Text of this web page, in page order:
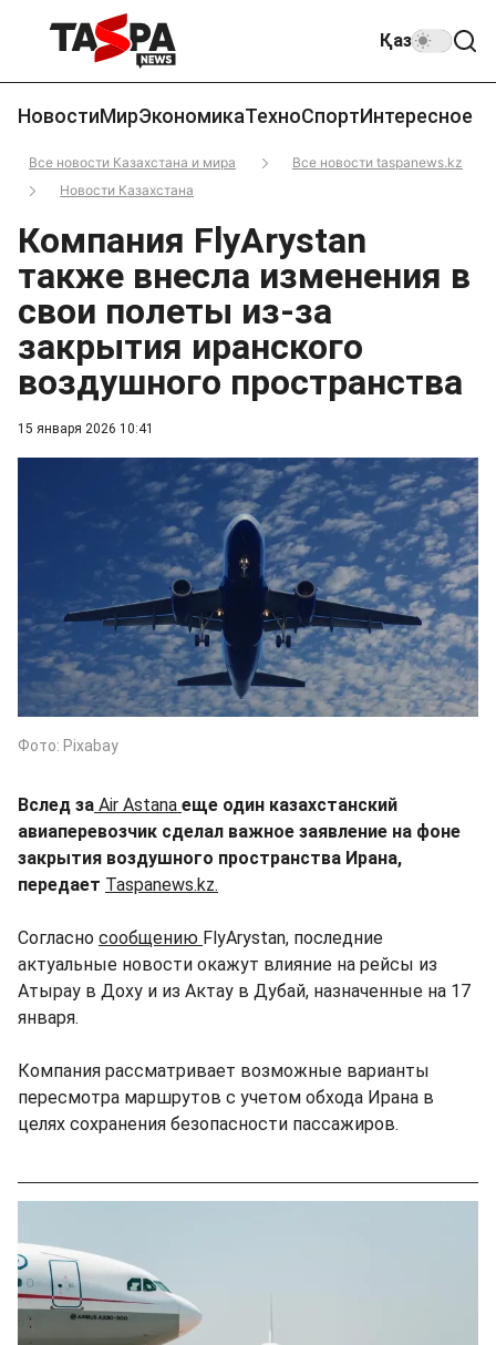
Қаз
НовостиМирЭкономикаТехноСпортИнтересное
Все новости Казахстана и мира
Все новости taspanews.kz
Новости Казахстана
15 января 2026 10:41
Компания FlyArystan
также внесла изменения в
свои полеты из-за
закрытия иранского
воздушного пространства
Фото: Pixabay
Вслед за Air Astana еще один казахстанский
авиаперевозчик сделал важное заявление на фоне
закрытия воздушного пространства Ирана,
передает Taspanews.kz.
Согласно сообщению FlyArystan, последние
актуальные новости окажут влияние на рейсы из
Атырау в Доху и из Актау в Дубай, назначенные на 17
января.
Компания рассматривает возможные варианты
пересмотра маршрутов с учетом обхода Ирана в
целях сохранения безопасности пассажиров.